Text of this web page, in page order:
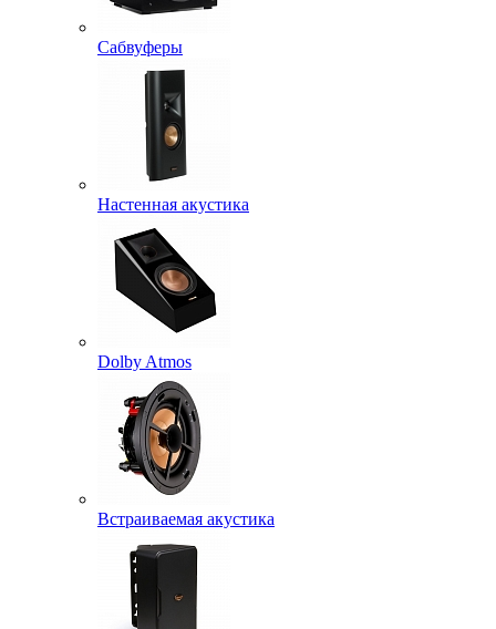
Сабвуферы
Настенная акустика
Dolby Atmos
Встраиваемая акустика